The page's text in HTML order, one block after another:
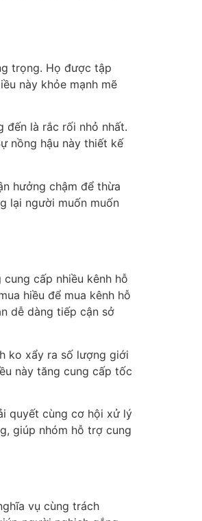
trọng. Họ được tập
này khỏe mạnh mẽ
đến là rắc rối nhỏ nhất.
nồng hậu này thiết kế
hưởng chậm để thừa
lại người muốn muốn
cấp nhiều kênh hỗ
hiều để mua kênh hỗ
dễ dàng tiếp cận sở
ko xẩy ra số lượng giới
này tăng cung cấp tốc
quyết cùng cơ hội xử lý
giúp nhóm hỗ trợ cung
vụ cùng trách